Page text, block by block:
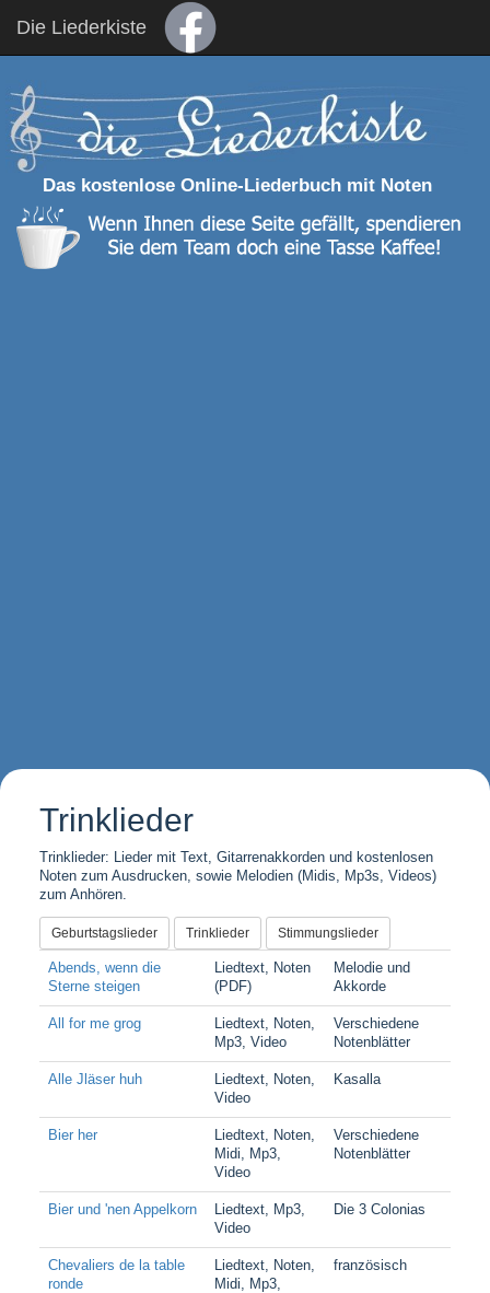
Die Liederkiste
Das kostenlose Online-Liederbuch mit Noten
Trinklieder
Trinklieder: Lieder mit Text, Gitarrenakkorden und kostenlosen
Noten zum Ausdrucken, sowie Melodien (Midis, Mp3s, Videos)
zum Anhören.
Geburtstagslieder Trinklieder Stimmungslieder
Abends, wenn die
Sterne steigen
Liedtext, Noten
(PDF)
Melodie und
Akkorde
All for me grog
Liedtext, Noten,
Mp3, Video
Verschiedene
Notenblätter
Alle Jläser huh
Liedtext, Noten,
Video
Kasalla
Bier her
Liedtext, Noten,
Midi, Mp3,
Video
Verschiedene
Notenblätter
Bier und 'nen Appelkorn
Liedtext, Mp3,
Video
Die 3 Colonias
Chevaliers de la table
ronde
Liedtext, Noten,
Midi, Mp3,
französisch